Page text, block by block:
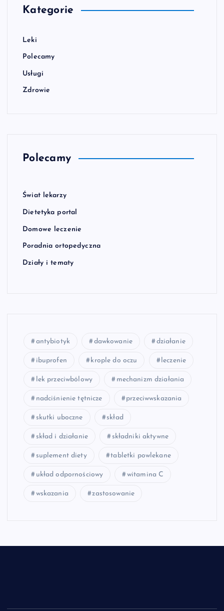
Kategorie
Leki
Polecamy
Usługi
Zdrowie
Polecamy
Świat lekarzy
Dietetyka portal
Domowe leczenie
Poradnia ortopedyczna
Działy i tematy
antybiotyk dawkowanie działanie
ibuprofen krople do oczu leczenie
lek przeciwbólowy mechanizm działania
nadciśnienie tętnicze przeciwwskazania
skutki uboczne skład
skład i działanie składniki aktywne
suplement diety tabletki powlekane
układ odpornościowy witamina C
wskazania zastosowanie